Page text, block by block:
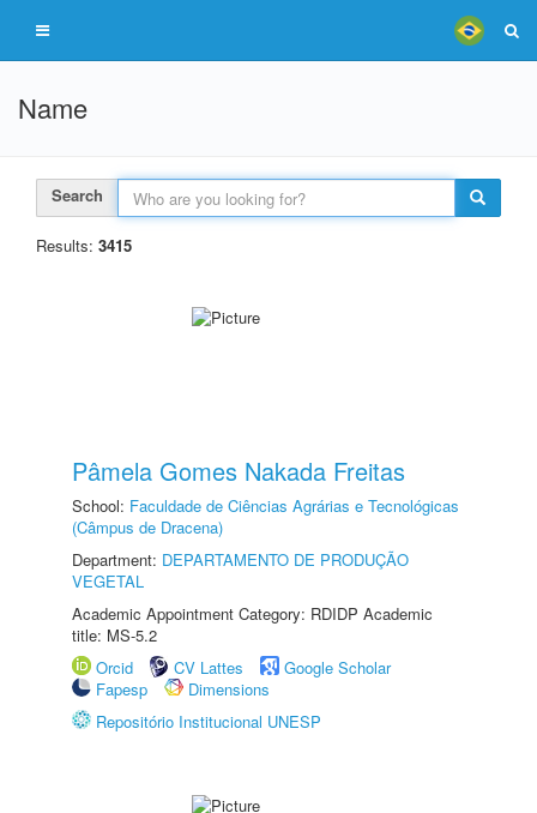
Name
Search
Results: 3415
Pâmela Gomes Nakada Freitas
School: Faculdade de Ciências Agrárias e Tecnológicas
(Câmpus de Dracena)
Department: DEPARTAMENTO DE PRODUÇÃO
VEGETAL
Academic Appointment Category: RDIDP Academic
title: MS-5.2
Orcid
CV Lattes
Google Scholar
Fapesp
Dimensions
Repositório Institucional UNESP